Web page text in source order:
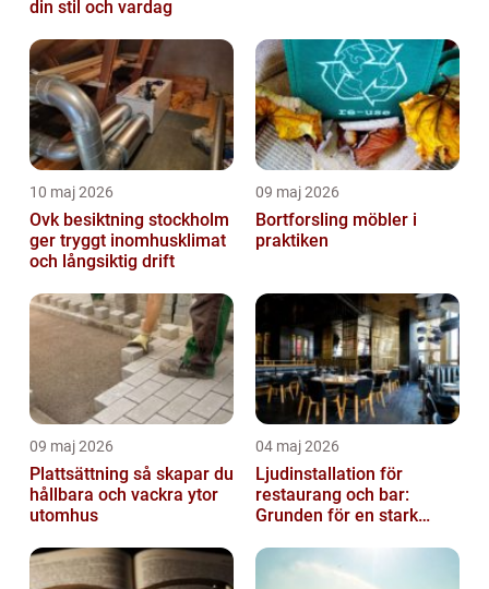
din stil och vardag
10 maj 2026
Ovk besiktning stockholm
ger tryggt inomhusklimat
och långsiktig drift
09 maj 2026
Bortforsling möbler i
praktiken
09 maj 2026
Plattsättning så skapar du
hållbara och vackra ytor
utomhus
04 maj 2026
Ljudinstallation för
restaurang och bar:
Grunden för en stark